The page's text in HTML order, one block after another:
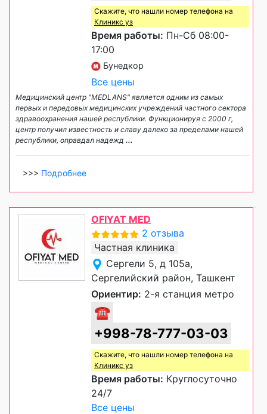
Скажите, что нашли номер телефона на
Клиникс уз
Время работы: Пн-Сб 08:00-
17:00
Бунедкор
Все цены
Медицинский центр "MEDLANS" является одним из самых
первых и передовых медицинских учреждений частного сектора
здравоохранения нашей республики. Функционируя с 2000 г,
центр получил известность и славу далеко за пределами нашей
республики, оправдал надежд ...
>>> Подробнее
OFIYAT MED
2 отзыва
Частная клиника
Сергели 5, д 105а,
Сергелийский район, Ташкент
Ориентир: 2-я станция метро
☎
+998-78-777-03-03
Скажите, что нашли номер телефона на
Клиникс уз
Время работы: Круглосуточно
24/7
Все цены